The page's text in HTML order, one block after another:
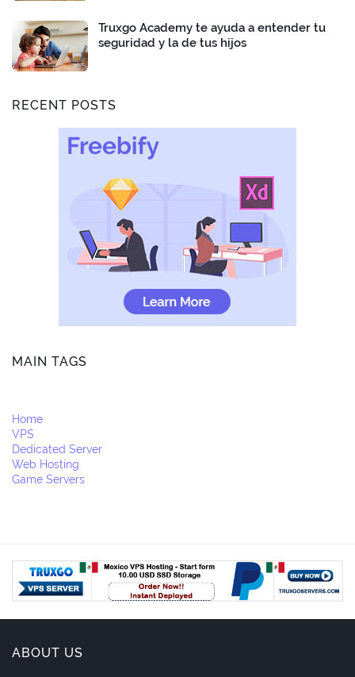
Truxgo Academy te ayuda a entender tu
seguridad y la de tus hijos
RECENT POSTS
MAIN TAGS
Home
VPS
Dedicated Server
Web Hosting
Game Servers
ABOUT US